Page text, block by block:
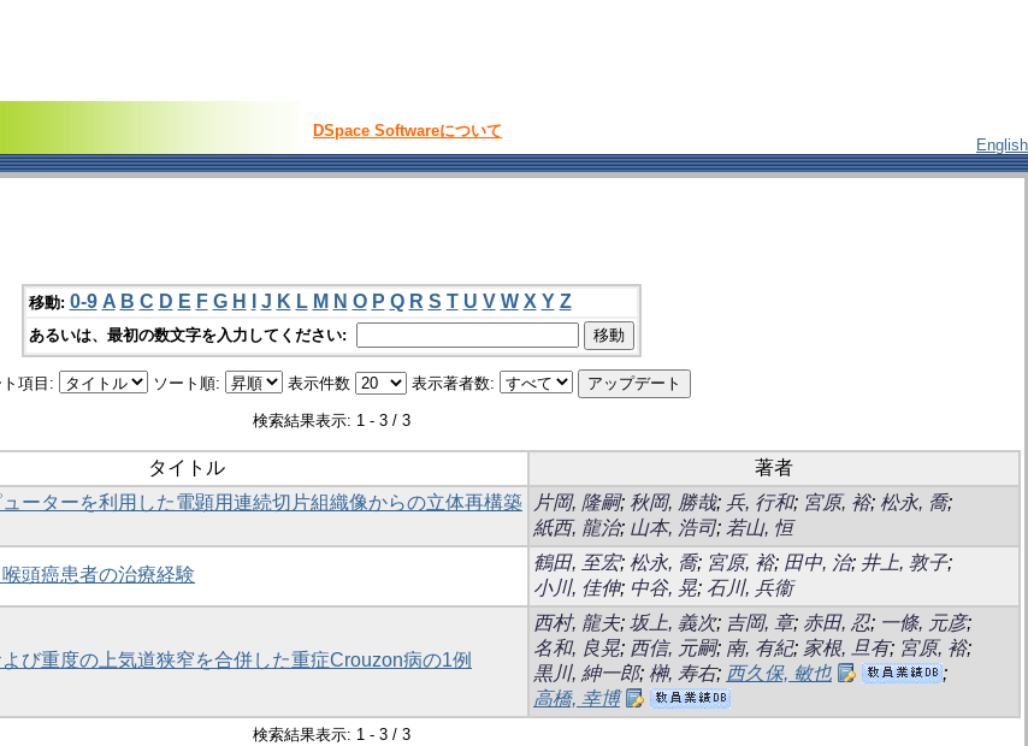
DSpace Softwareについて
English
移動: 0-9 A B C D E F G H J K L M N O P Q R S T U V W X Y Z
あるいは、最初の数文字を入力してください:
ト項目: ソート順: 表示件数 表示著者数:
検索結果表示: 1 - 3 / 3
タイトル 著者
ーターを利用した電顕用連続切片組織像からの立体再構築
片岡, 隆嗣; 秋岡, 勝哉; 兵, 行和; 宮原, 裕; 松永, 喬;
紙西, 龍治; 山本, 浩司; 若山, 恒
頭癌患者の治療経験
鶴田, 至宏; 松永, 喬; 宮原, 裕; 田中, 治; 井上, 敦子;
小川, 佳伸; 中谷, 晃; 石川, 兵衞
び重度の上気道狭窄を合併した重症Crouzon病の1例
西村, 龍夫; 坂上, 義次; 吉岡, 章; 赤田, 忍; 一條, 元彦;
名和, 良晃; 西信, 元嗣; 南, 有紀; 家根, 旦有; 宮原, 裕;
黒川, 紳一郎; 榊, 寿右; 西久保, 敏也
;
高橋, 幸博
検索結果表示: 1 - 3 / 3